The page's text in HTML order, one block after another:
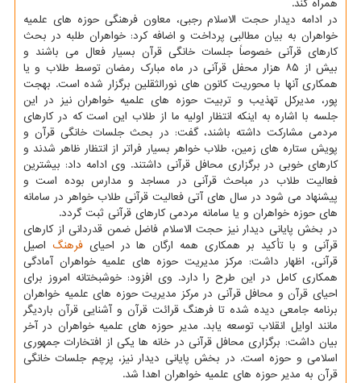
همراه کند.
در ادامه دیدار حجت الاسلام رجبی، معاون فرهنگی حوزه های علمیه
خواهران به بیان مطالبی پرداخت و اضافه کرد: خواهران طلبه در بحث
کارهای قرآنی خصوصاً جلسات خانگی قرآن بسیار فعال می باشند و
بیش از ۸۵ هزار محفل قرآنی در ماه مبارک رمضان توسط طلاب و یا
همکاری آنها با محوریت کانون های نورالثقلین برگزار شده است. بهجت
پور، مدیرکل تهذیب و تربیت حوزه های علمیه خواهران نیز در این
جلسه با اشاره به اینکه انتظار اولیه ما از طلاب این است که در کارهای
مردمی مشارکت داشته باشند، گفت: در بحث جلسات خانگی قرآن و
پویش ستاره های زمین، طلاب خواهر بسیار فراتر از انتظار ظاهر شدند و
کارهای خوبی در برگزاری محافل قرآنی داشتند. وی ادامه داد: بیشترین
فعالیت طلاب در مباحث قرآنی در مساجد و مدارس بوده است و
پیشنهاد می شود در سال های آتی فعالیت قرآنی طلاب خواهر در سامانه
های حوزه خواهران و یا سامانه مردمی کارهای قرآنی ثبت گردد.
در بخش پایانی دیدار نیز حجت الاسلام فاضل ضمن قدردانی از کارهای
قرآنی و با تأکید بر همکاری همه ارگان ها در احیایفرهنگ اصیل
قرآنی، اظهار داشت: مرکز مدیریت حوزه های علمیه خواهران آمادگی
همکاری کامل در این طرح را دارد. وی افزود: خوشبختانه امروز برای
احیای قرآن و محافل قرآنی در مرکز مدیریت حوزه های علمیه خواهران
برنامه جامعی دیده شده تا فرهنگ قرائت قرآن و آشنایی قرآن باردیگر
مانند اوایل انقلاب توسعه یابد. مدیر حوزه های علمیه خواهران در آخر
بیان داشت: برگزاری محافل قرآنی در خانه ها یکی از افتخارات جمهوری
اسلامی و حوزه است. در بخش پایانی دیدار نیز، پرچم جلسات خانگی
قرآن به مدیر حوزه های علمیه خواهران اهدا شد.